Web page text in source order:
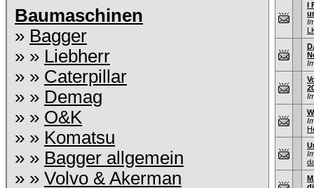
Baumaschinen
» Bagger
» » Liebherr
» » Caterpillar
» » Demag
» » O&K
» » Komatsu
» » Bagger allgemein
» » Volvo & Akerman
I